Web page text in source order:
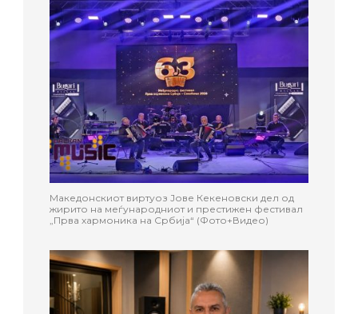
Македонскиот виртуоз Јове Кекеновски дел од
жирито на меѓународниот и престижен фестивал
„Прва хармоника на Србија“ (Фото+Видео)